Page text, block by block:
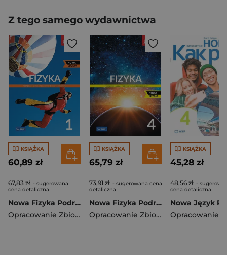
Z tego samego wydawnictwa
KSIĄŻKA
60,89 zł
67,83 zł - sugerowana
cena detaliczna
Nowa Fizyka Podręcznik liceum i technikum klasa 1 zakres podstawowy
Opracowanie Zbiorowe
KSIĄŻKA
65,79 zł
73,91 zł - sugerowana cena
detaliczna
Nowa Fizyka Podręcznik liceum i technikum klasa 4 zakres rozszerzony
Opracowanie Zbiorowe
KSIĄŻKA
45,28 zł
48,56 zł -
cena detaliczna